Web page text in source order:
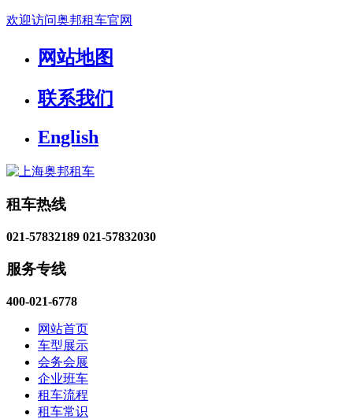
欢迎访问奥邦租车官网
网站地图
联系我们
English
租车热线
021-57832189 021-57832030
服务专线
400-021-6778
网站首页
车型展示
会务会展
企业班车
租车流程
租车常识